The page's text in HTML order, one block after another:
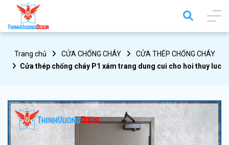
Trang chủ CỬA CHỐNG CHÁY
CỬA THÉP CHỐNG CHÁY
Cửa thép chống cháy P1 xám trang dung cui cho hoi thuy luc